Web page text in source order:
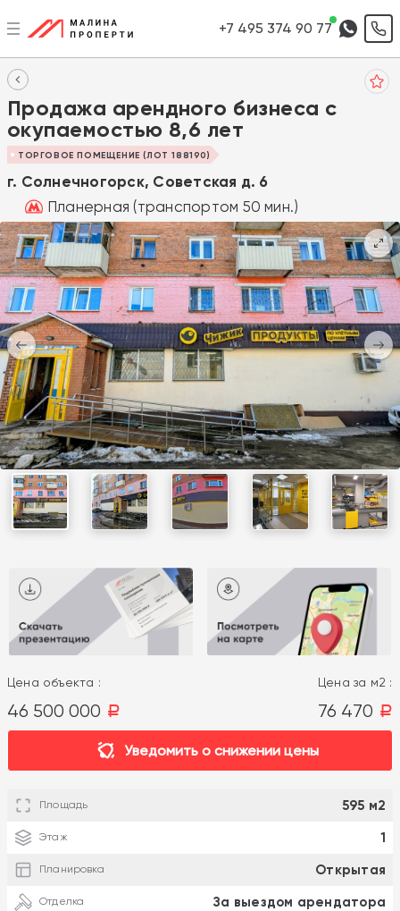
+7 495 374 90 77
Продажа арендного бизнеса с
окупаемостью 8,6 лет
ТОРГОВОЕ ПОМЕЩЕНИЕ (ЛОТ 188190)
г. Солнечногорск, Советская д. 6
Планерная (транспортом 50 мин.)
Цена объекта :
46 500 000 a
Цена за м2 :
76 470 a
Уведомить о снижении цены
Площадь 595 м2
Этаж 1
Планировка Открытая
Отделка За выездом арендатора